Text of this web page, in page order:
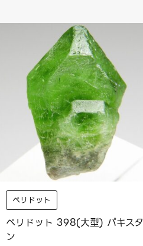
ペリドット
ペリドット 398(大型) パキスタ
ン